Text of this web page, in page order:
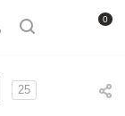
0
25